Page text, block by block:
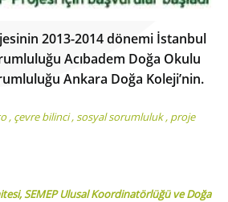
2013-2014 dönemi İstanbul
Acıbadem Doğa Okulu
Ankara Doğa Koleji’nin.
, çevre bilinci,sosyal sorumluluk, proje
SEMEP Ulusal Koordinatörlüğü ve Doğa